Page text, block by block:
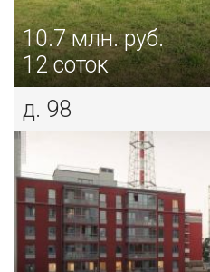
10.7млн. руб.
12 соток
д. 98